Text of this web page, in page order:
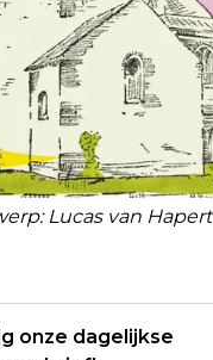
Lucas van Hapert
onze dagelijkse